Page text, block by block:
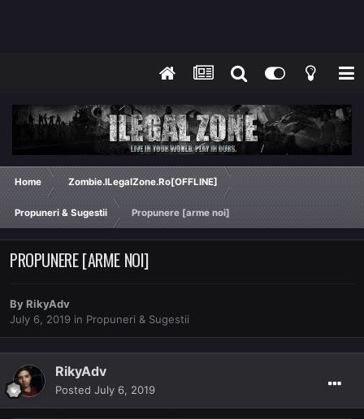
Home Zombie.ILegalZone.Ro[OFFLINE]
Propuneri & Sugestii Propunere [arme noi]
PROPUNERE [ARME NOI]
ByRikyAdv
July 6, 2019 in Propuneri & Sugestii
RikyAdv
Posted July 6, 2019